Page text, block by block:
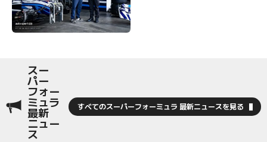
スー
パー
フォー
ミュラ
最新
ニュー
ス
すべてのスーパーフォーミュラ 最新ニュースを見る